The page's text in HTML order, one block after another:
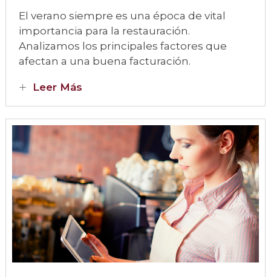
El verano siempre es una época de vital
importancia para la restauración.
Analizamos los principales factores que
afectan a una buena facturación.
Leer Más